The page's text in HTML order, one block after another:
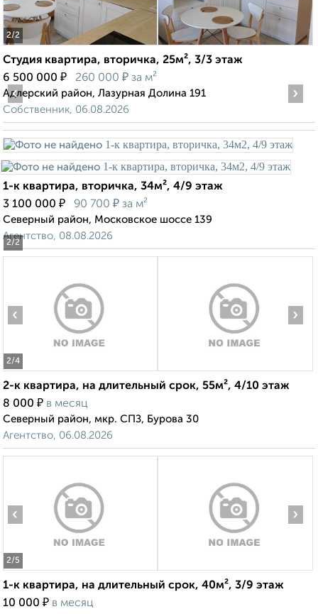
2/2
Студия квартира, вторичка, 25м², 3/3 этаж
6 500 000 ₽ 260 000 ₽ за м²
Адлерский район, Лазурная Долина 191
Собственник, 06.08.2026
2/2
‹ ›
1-к квартира, вторичка, 34м², 4/9 этаж
3 100 000 ₽ 90 700 ₽ за м²
Северный район, Московское шоссе 139
Агентство, 08.08.2026
2/4
‹ ›
2-к квартира, на длительный срок, 55м², 4/10 этаж
8 000 ₽ в месяц
Северный район, мкр. СПЗ, Бурова 30
Агентство, 06.08.2026
2/5
‹ ›
1-к квартира, на длительный срок, 40м², 3/9 этаж
10 000 ₽ в месяц